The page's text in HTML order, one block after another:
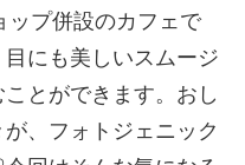
プ併設のカフェで
にも美しいスムージ
とができます。おし
、フォトジェニック